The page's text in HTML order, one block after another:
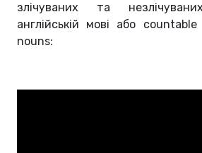
злічуваних та
англійській мові або
nouns: